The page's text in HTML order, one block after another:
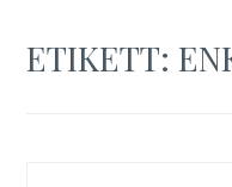
ETIKETT: